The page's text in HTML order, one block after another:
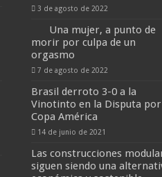
3 de agosto de 2022
Una mujer, a punto de
morir por culpa de un
orgasmo
7 de agosto de 2022
Brasil derroto 3-0 a la
Vinotinto en la Disputa por
Copa América
14 de junio de 2021
Las construcciones
siguen siendo una